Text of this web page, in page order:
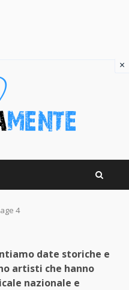
4
date storiche e
artisti che hanno
nazionale e
×